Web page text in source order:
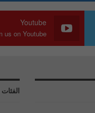
Youtube
us on Youtube